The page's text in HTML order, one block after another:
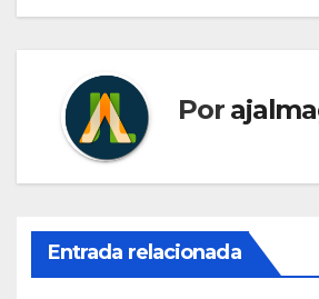
Por
Entrada relacionada